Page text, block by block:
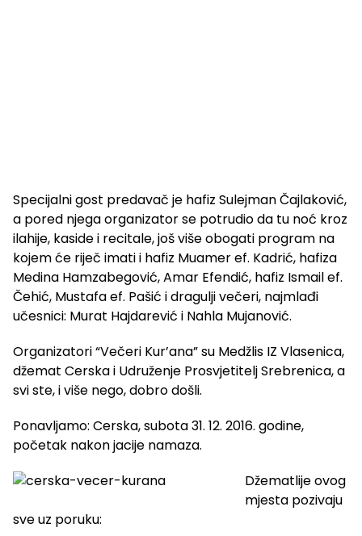
Specijalni gost predavač je hafiz Sulejman Čajlaković,
a pored njega organizator se potrudio da tu noć kroz
ilahije, kaside i recitale, još više obogati program na
kojem će riječ imati i hafiz Muamer ef. Kadrić, hafiza
Medina Hamzabegović, Amar Efendić, hafiz Ismail ef.
Čehić, Mustafa ef. Pašić i dragulji večeri, najmlađi
učesnici: Murat Hajdarević i Nahla Mujanović.
Organizatori “Večeri Kur’ana” su Medžlis IZ Vlasenica,
džemat Cerska i Udruženje Prosvjetitelj Srebrenica, a
svi ste, i više nego, dobro došli.
Ponavljamo: Cerska, subota 31. 12. 2016. godine,
početak nakon jacije namaza.
Džematlije ovog
mjesta pozivaju
sve uz poruku: